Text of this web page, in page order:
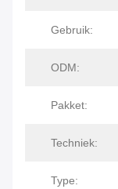
Gebruik:
ODM:
Pakket:
Techniek:
Type: